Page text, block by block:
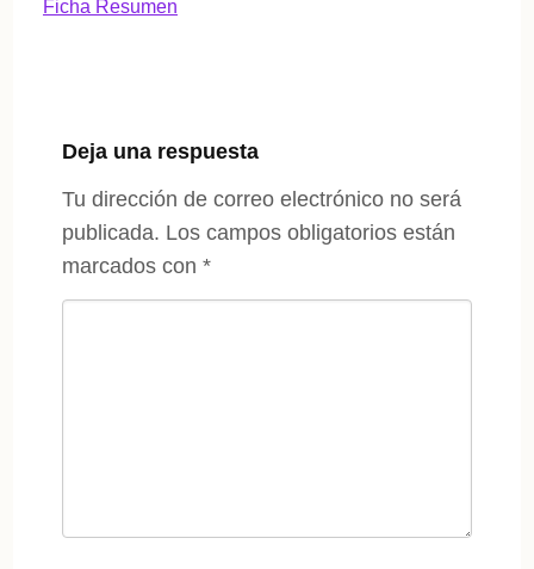
Ficha Resumen
Deja una respuesta
Tu dirección de correo electrónico no será
publicada. Los campos obligatorios están
marcados con *